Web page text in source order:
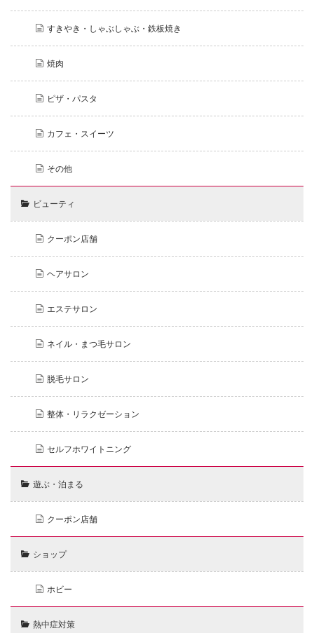
すきやき・しゃぶしゃぶ・鉄板焼き
焼肉
ピザ・パスタ
カフェ・スイーツ
その他
ビューティ
クーポン店舗
ヘアサロン
エステサロン
ネイル・まつ毛サロン
脱毛サロン
整体・リラクゼーション
セルフホワイトニング
遊ぶ・泊まる
クーポン店舗
ショップ
ホビー
熱中症対策